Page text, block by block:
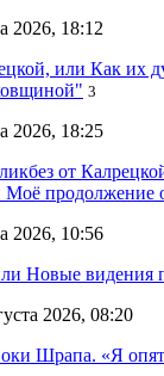
2026, 18:12
или Как их
3
2026, 18:25
от
Моё
2026, 10:56
Новые видения
2026, 08:20
Шрапа. «Я